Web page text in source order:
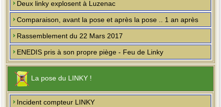
Deux linky explosent à Luzenac
Comparaison, avant la pose et après la pose .. 1 an après
Rassemblement du 22 Mars 2017
ENEDIS pris à son propre piège - Feu de Linky
La pose du LINKY !
Incident compteur LINKY